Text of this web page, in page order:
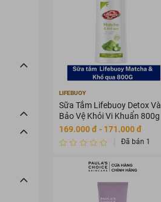
LIFEBUOY
Sữa Tắm Lifebuoy Detox Và
Bảo Vệ Khỏi Vi Khuẩn 800g
169.000 đ - 171.000 đ
Đã bán 1